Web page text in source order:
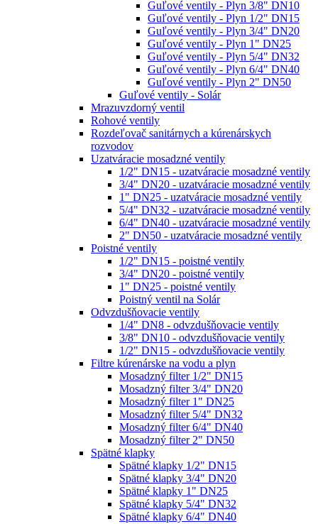
Guľové ventily - Plyn 3/8" DN10
Guľové ventily - Plyn 1/2" DN15
Guľové ventily - Plyn 3/4" DN20
Guľové ventily - Plyn 1" DN25
Guľové ventily - Plyn 5/4" DN32
Guľové ventily - Plyn 6/4" DN40
Guľové ventily - Plyn 2" DN50
Guľové ventily - Solár
Mrazuvzdorný ventil
Rohové ventily
Rozdeľovač sanitárnych a kúrenárskych
rozvodov
Uzatváracie mosadzné ventily
1/2" DN15 - uzatváracie mosadzné ventily
3/4" DN20 - uzatváracie mosadzné ventily
1" DN25 - uzatváracie mosadzné ventily
5/4" DN32 - uzatváracie mosadzné ventily
6/4" DN40 - uzatváracie mosadzné ventily
2" DN50 - uzatváracie mosadzné ventily
Poistné ventily
1/2" DN15 - poistné ventily
3/4" DN20 - poistné ventily
1" DN25 - poistné ventily
Poistný ventil na Solár
Odvzdušňovacie ventily
1/4" DN8 - odvzdušňovacie ventily
3/8" DN10 - odvzdušňovacie ventily
1/2" DN15 - odvzdušňovacie ventily
Filtre kúrenárske na vodu a plyn
Mosadzný filter 1/2" DN15
Mosadzný filter 3/4" DN20
Mosadzný filter 1" DN25
Mosadzný filter 5/4" DN32
Mosadzný filter 6/4" DN40
Mosadzný filter 2" DN50
Spätné klapky
Spätné klapky 1/2" DN15
Spätné klapky 3/4" DN20
Spätné klapky 1" DN25
Spätné klapky 5/4" DN32
Spätné klapky 6/4" DN40